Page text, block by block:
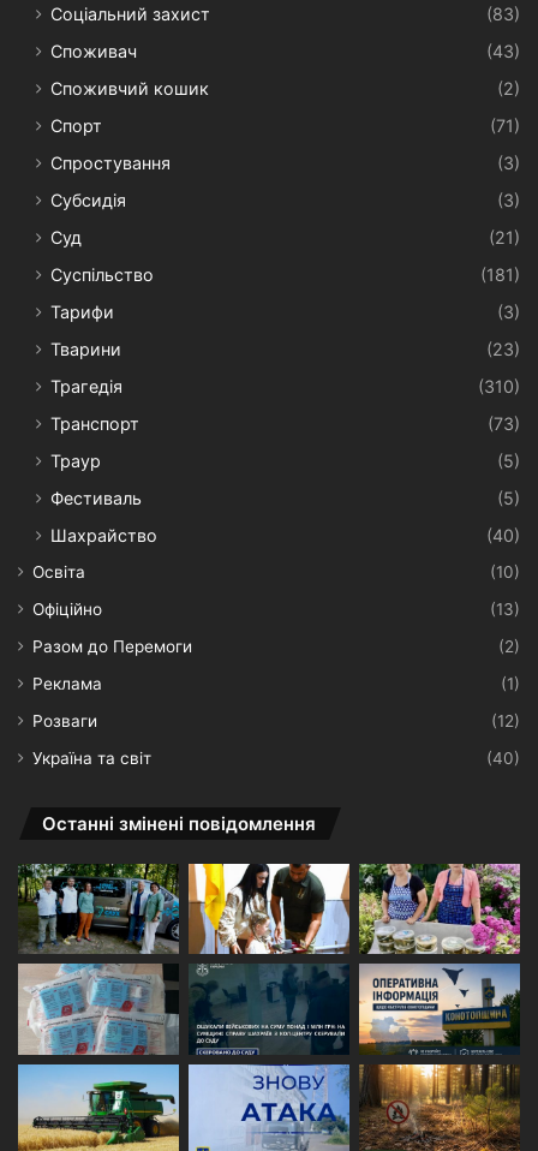
Соціальний захист
(83)
Споживач
(43)
Споживчий кошик
(2)
Спорт
(71)
Спростування
(3)
Субсидія
(3)
Суд
(21)
Суспільство
(181)
Тарифи
(3)
Тварини
(23)
Трагедія
(310)
Транспорт
(73)
Траур
(5)
Фестиваль
(5)
Шахрайство
(40)
Освіта
(10)
Офіційно
(13)
Разом до Перемоги
(2)
Реклама
(1)
Розваги
(12)
Україна та світ
(40)
Останні змінені повідомлення